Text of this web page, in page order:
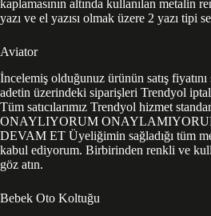
kaplamasının altında kullanılan metalin
yazı ve el yazısı olmak üzere 2 yazı tipi
Aviator
İncelemiş olduğunuz ürünün satış fiyatını
adetin üzerindeki siparişleri Trendyol iptal
Tüm satıcılarımız Trendyol hizmet
ONAYLIYORUM
DEVAM ET Üyeliğimin sağladığı tüm
kabul ediyorum. Birbirinden renkli ve
göz atın.
Bebek Oto Koltuğu